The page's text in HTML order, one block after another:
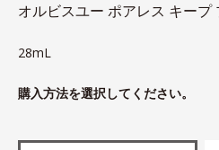
オルビスユー ポアレス キープ
28mL
購入方法を選択してください。